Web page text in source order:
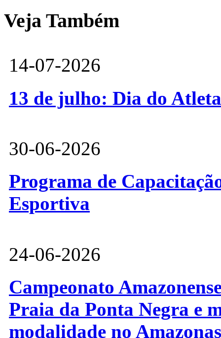
Veja Também
14-07-2026
13 de julho: Dia do
30-06-2026
Programa de
Esportiva
24-06-2026
Campeonato
Praia da Ponta Negra e
modalidade no Amazonas